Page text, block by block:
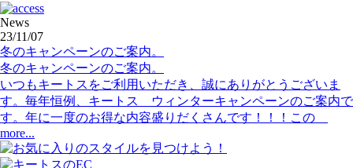
News
23/11/07
冬のキャンペーンのご案内。
冬のキャンペーンのご案内。
いつもキートスをご利用いただき、誠にありがとうございま
す。毎年恒例、キートス ウィンターキャンペーンのご案内で
す。年に一度のお得な内容盛りだくさんです！！！この
more...